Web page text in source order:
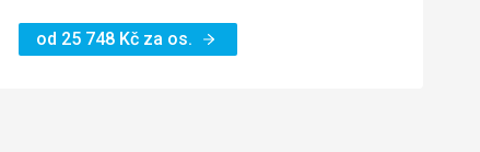
od 25 748 Kč za os.